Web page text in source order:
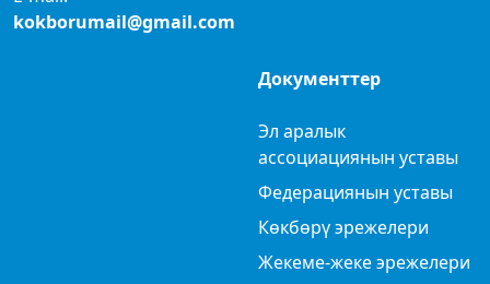
kokborumail@gmail.com
Документтер
Эл аралык
ассоциациянын уставы
Федерациянын уставы
Көкбөрү эрежелери
Жекеме-жеке эрежелери